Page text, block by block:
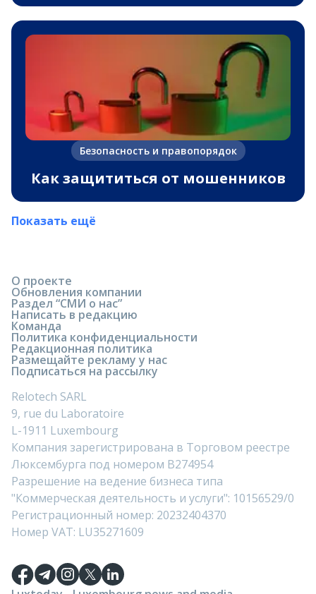
Безопасность и правопорядок
Как защититься от мошенников
Показать ещё
О проекте
Обновления компании
Раздел “СМИ о нас”
Написать в редакцию
Команда
Политика конфиденциальности
Редакционная политика
Размещайте рекламу у нас
Подписаться на рассылку
Relotech SARL
9, rue du Laboratoire
L-1911 Luxembourg
Компания зарегистрирована в Торговом реестре
Люксембурга под номером B274954
Разрешение на ведение бизнеса типа
"Коммерческая деятельность и услуги": 10156529/0
Регистрационный номер: 20232404370
Номер VAT: LU35271609